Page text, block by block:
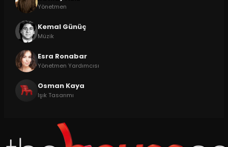
Yönetmen
Kemal Günüç
Müzik
Esra Ronabar
Yönetmen Yardımcısı
Osman Kaya
Işık Tasarımı